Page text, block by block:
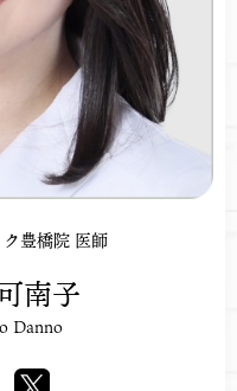
豊橋院 医師
南子
Danno